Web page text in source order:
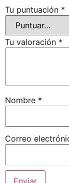
Tu puntuación *
Tu valoración *
Nombre *
Correo